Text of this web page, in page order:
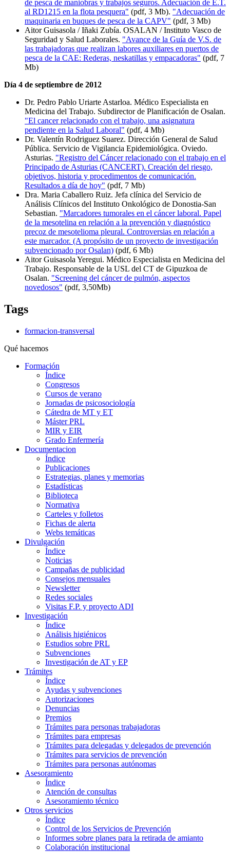
de pesca de maniobras y trabajos seguros. Adecuación de E.T.
al RD1215 en la flota pesquera" (pdf, 3 Mb). "Adecuación de
maquinaria en buques de pesca de la CAPV" (pdf, 3 Mb)
Aitor Guisasola / Iñaki Zubía. OSALAN / Instituto Vasco de
Seguridad y Salud Laborales. "Avance de la Guía de V.S. de
las trabajadoras que realizan labores auxiliares en puertos de
pesca de la CAE: Rederas, neskatillas y empacadoras" (pdf, 7
Mb)
Día 4 de septiembre de 2012
Dr. Pedro Pablo Uriarte Astarloa. Médico Especialista en
Medicina del Trabajo. Subdirector de Planificación de Osalan.
"El cancer relacionado con el trabajo, una asignatura
pendiente en la Salud Laboral" (pdf, 4 Mb)
Dr. Valentín Rodriguez Suarez. Dirección General de Salud
Pública. Servicio de Vigilancia Epidemiológica. Oviedo.
Asturias. "Registro del Cáncer relacionado con el trabajo en el
Principado de Asturias (CANCERT). Creación del riesgo,
objetivos, historia y procedimentos de comunicación.
Resultados a día de hoy" (pdf, 7 Mb)
Dra. Maria Caballero Ruiz. Jefa clínica del Servicio de
Análisis Clínicos del Instituto Onkológico de Donostia-San
Sebastian. "Marcadores tumorales en el cáncer laboral. Papel
de la mesotelina en relación a la prevención y diagnóstico
precoz de mesotelioma pleural. Controversias en relación a
este marcador. (A propósito de un proyecto de investigación
subvencionado por Osalan) (pdf, 6 Mb)
Aitor Guisasola Yeregui. Médico Especialista en Medicina del
Trabajo. Responsable de la USL del CT de Gipuzkoa de
Osalan. "Screening del cáncer de pulmón, aspectos
novedosos" (pdf, 3,50Mb)
Tags
formacion-transversal
Qué hacemos
Formación
Índice
Congresos
Cursos de verano
Jornadas de psicosociología
Cátedra de MT y ET
Máster PRL
MIR y EIR
Grado Enfermería
Documentacion
Índice
Publicaciones
Estrategias, planes y memorias
Estadísticas
Biblioteca
Normativa
Carteles y folletos
Fichas de alerta
Webs temáticas
Divulgación
Índice
Noticias
Campañas de publicidad
Consejos mensuales
Newsletter
Redes sociales
Visitas F.P. y proyecto ADI
Investigación
Índice
Análisis higiénicos
Estudios sobre PRL
Subvenciones
Investigación de AT y EP
Trámites
Índice
Ayudas y subvenciones
Autorizaciones
Denuncias
Premios
Trámites para personas trabajadoras
Trámites para empresas
Trámites para delegadas y delegados de prevención
Trámites para servicios de prevención
Trámites para personas autónomas
Asesoramiento
Índice
Atención de consultas
Asesoramiento técnico
Otros servicios
Índice
Control de los Servicios de Prevención
Informes sobre planes para la retirada de amianto
Colaboración institucional